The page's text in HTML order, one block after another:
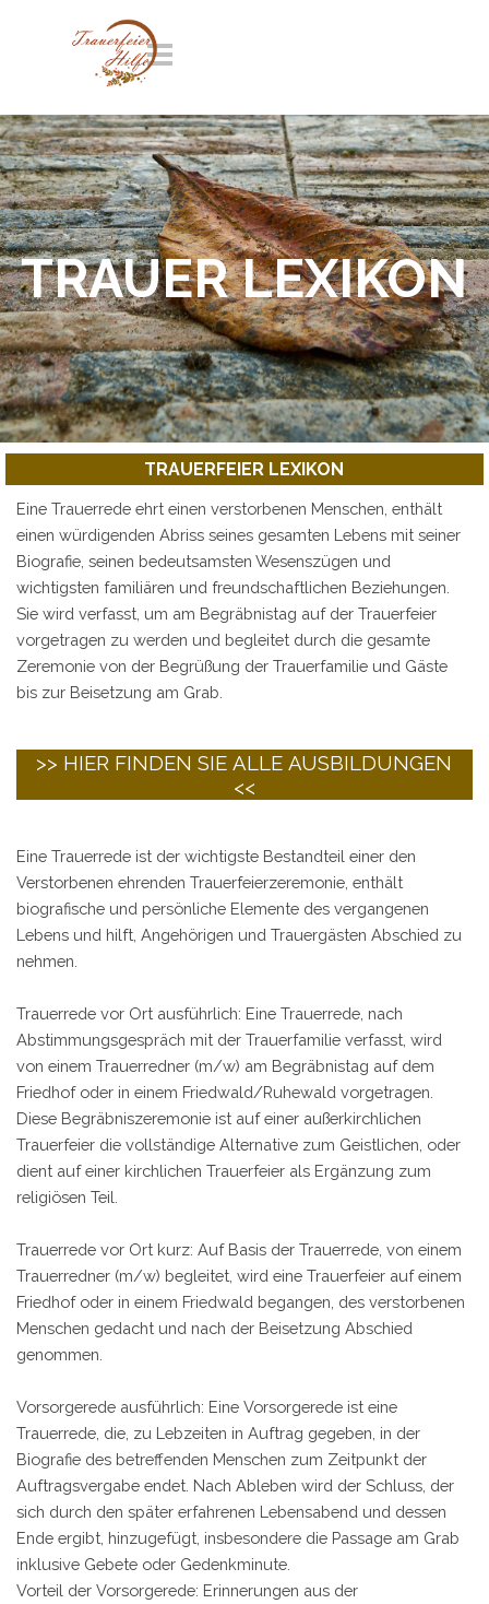
Menü überspringen
TRAUER LEXIKON
TRAUERFEIER LEXIKON
Eine Trauerrede ehrt einen verstorbenen Menschen, enthält
einen würdigenden Abriss seines gesamten Lebens mit seiner
Biografie, seinen bedeutsamsten Wesenszügen und
wichtigsten familiären und freundschaftlichen Beziehungen.
Sie wird verfasst, um am Begräbnistag auf der Trauerfeier
vorgetragen zu werden und begleitet durch die gesamte
Zeremonie von der Begrüßung der Trauerfamilie und Gäste
bis zur Beisetzung am Grab.
>> HIER FINDEN SIE ALLE AUSBILDUNGEN
<<
Eine Trauerrede ist der wichtigste Bestandteil einer den
Verstorbenen ehrenden Trauerfeierzeremonie, enthält
biografische und persönliche Elemente des vergangenen
Lebens und hilft, Angehörigen und Trauergästen Abschied zu
nehmen.
Trauerrede vor Ort ausführlich: Eine Trauerrede, nach
Abstimmungsgespräch mit der Trauerfamilie verfasst, wird
von einem Trauerredner (m/w) am Begräbnistag auf dem
Friedhof oder in einem Friedwald/Ruhewald vorgetragen.
Diese Begräbniszeremonie ist auf einer außerkirchlichen
Trauerfeier die vollständige Alternative zum Geistlichen, oder
dient auf einer kirchlichen Trauerfeier als Ergänzung zum
religiösen Teil.
Trauerrede vor Ort kurz: Auf Basis der Trauerrede, von einem
Trauerredner (m/w) begleitet, wird eine Trauerfeier auf einem
Friedhof oder in einem Friedwald begangen, des verstorbenen
Menschen gedacht und nach der Beisetzung Abschied
genommen.
Vorsorgerede ausführlich: Eine Vorsorgerede ist eine
Trauerrede, die, zu Lebzeiten in Auftrag gegeben, in der
Biografie des betreffenden Menschen zum Zeitpunkt der
Auftragsvergabe endet. Nach Ableben wird der Schluss, der
sich durch den später erfahrenen Lebensabend und dessen
Ende ergibt, hinzugefügt, insbesondere die Passage am Grab
inklusive Gebete oder Gedenkminute.
Vorteil der Vorsorgerede: Erinnerungen aus der